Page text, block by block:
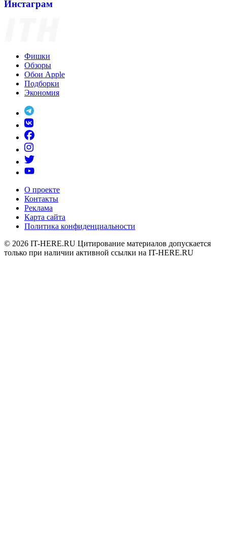
Инстаграм
Фишки
Обзоры
Обои Apple
Подборки
Экономия
О проекте
Контакты
Реклама
Карта сайта
Политика конфиденциальности
© 2026 IT-HERE.RU Цитирование материалов допускается
только при наличии активной ссылки на IT-HERE.RU